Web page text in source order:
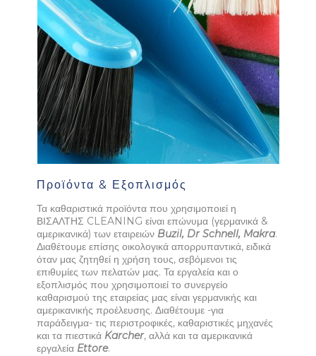
Προϊόντα & Εξοπλισμός
Τα καθαριστικά προϊόντα που χρησιμοποιεί η
ΒΙΣΑΛΤΗΣ CLEANING είναι επώνυμα (γερμανικά &
αμερικανικά) των εταιρειών Buzil, Dr Schnell, Makra.
Διαθέτουμε επίσης οικολογικά απορρυπαντικά, ειδικά
όταν μας ζητηθεί η χρήση τους, σεβόμενοι τις
επιθυμίες των πελατών μας. Τα εργαλεία και ο
εξοπλισμός που χρησιμοποιεί το συνεργείο
καθαρισμού της εταιρείας μας είναι γερμανικής και
αμερικανικής προέλευσης. Διαθέτουμε -για
παράδειγμα- τις περιστροφικές, καθαριστικές μηχανές
και τα πιεστικά Karcher, αλλά και τα αμερικανικά
εργαλεία Ettore.